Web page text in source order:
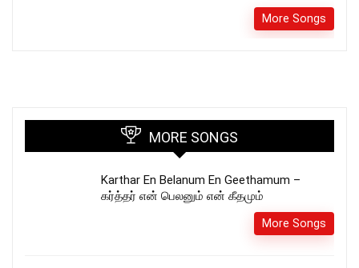
More Songs
MORE SONGS
Karthar En Belanum En Geethamum –
கர்த்தர் என் பெலனும் என் கீதமும்
More Songs